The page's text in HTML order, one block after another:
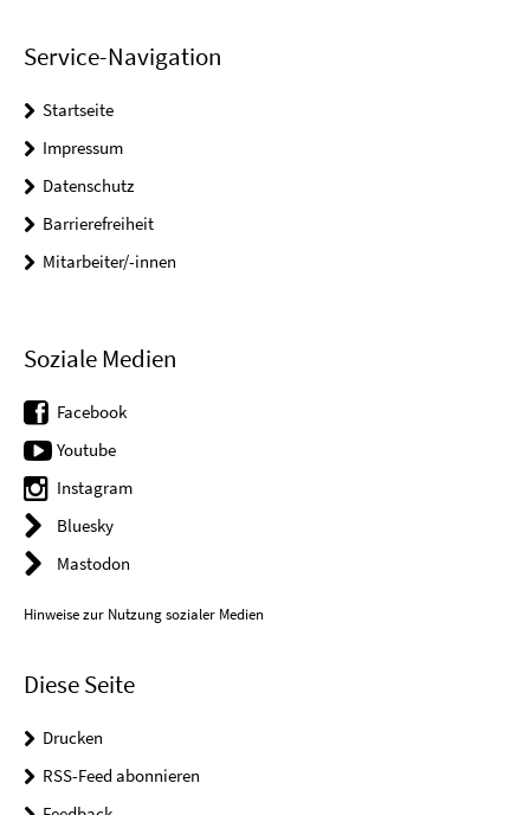
Service-Navigation
Startseite
Impressum
Datenschutz
Barrierefreiheit
Mitarbeiter/-innen
Soziale Medien
Facebook
Youtube
Instagram
Bluesky
Mastodon
Hinweise zur Nutzung sozialer Medien
Diese Seite
Drucken
RSS-Feed abonnieren